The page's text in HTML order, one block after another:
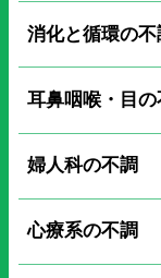
消化と循環の不
耳鼻咽喉・目の
婦人科の不調
心療系の不調